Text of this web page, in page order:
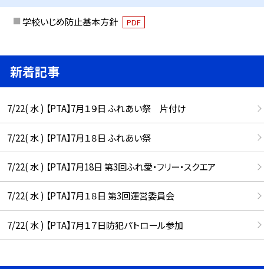
学校いじめ防止基本方針 PDF
新着記事
7/22( 水 ) 【PTA】7月１９日 ふれあい祭 片付け
7/22( 水 ) 【PTA】7月１８日 ふれあい祭
7/22( 水 ) 【PTA】7月18日 第3回ふれ愛・フリー・スクエア
7/22( 水 ) 【PTA】7月１８日 第3回運営委員会
7/22( 水 ) 【PTA】7月１７日防犯パトロール参加